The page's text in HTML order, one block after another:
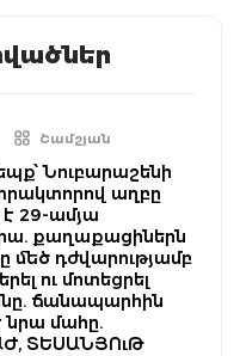
Շամշյան
Նուբարաշենի
աղբը
է 29-ամյա
քաղաքացիներն
մեծ դժվարությամբ
ու մոտեցրել
ճանապարհին
նրա մահը.
ՏԵՍԱՆՅՈւԹ